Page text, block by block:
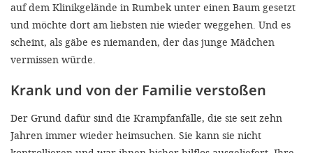
auf dem Klinikgelände in Rumbek unter einen Baum gesetzt
und möchte dort am liebsten nie wieder weggehen. Und es
scheint, als gäbe es niemanden, der das junge Mädchen
vermissen würde.
Krank und von der Familie verstoßen
Der Grund dafür sind die Krampfanfälle, die sie seit zehn
Jahren immer wieder heimsuchen. Sie kann sie nicht